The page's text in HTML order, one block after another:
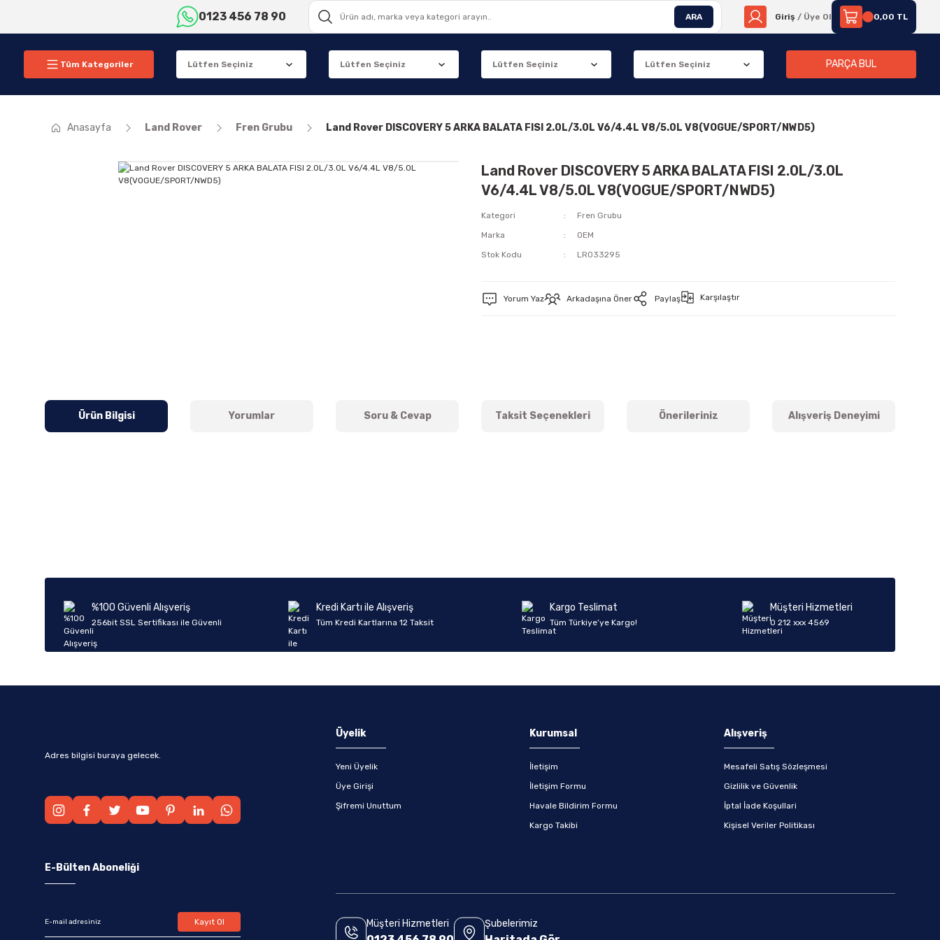
0123 456 78 90 ARA Giriş / Üye Ol 0,00 TL
Tüm Kategoriler PARÇA BUL
Anasayfa Land Rover Fren Grubu Land Rover DISCOVERY 5 ARKA BALATA FISI 2.0L/3.0L V6/4.4L V8/5.0L V8(VOGUE/SPORT/NWD5)
Land Rover DISCOVERY 5 ARKA BALATA FISI 2.0L/3.0L
V6/4.4L V8/5.0L V8(VOGUE/SPORT/NWD5)
Kategori
Fren Grubu
Marka
OEM
Stok Kodu
LR033295
Yorum Yaz Arkadaşına Öner Paylaş Karşılaştır
Ürün Bilgisi Yorumlar Soru & Cevap Taksit Seçenekleri Önerileriniz Alışveriş Deneyimi
Ürün fiyatı diğer sitelerden daha pahalı.
Bu ürüne benzer farklı alternatifler olmalı.
%100 Güvenli Alışveriş
256bit SSL Sertifikası ile Güvenli
Kredi Kartı ile Alışveriş
Tüm Kredi Kartlarına 12 Taksit
Kargo Teslimat
Tüm Türkiye’ye Kargo!
Müşteri Hizmetleri
0 212 xxx 4569
Adres bilgisi buraya gelecek.
Üyelik
Yeni Üyelik
Üye Girişi
Şifremi Unuttum
Kurumsal
İletişim
İletişim Formu
Havale Bildirim Formu
Kargo Takibi
Alışveriş
Mesafeli Satış Sözleşmesi
Gizlilik ve Güvenlik
İptal İade Koşullari
Kişisel Veriler Politikası
E-Bülten Aboneliği
Kayıt Ol Müşteri Hizmetleri Şubelerimiz